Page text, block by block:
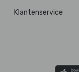
Klantenservice